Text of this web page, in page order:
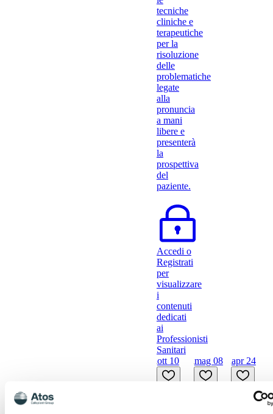
tecniche
cliniche e
terapeutiche
per la
risoluzione
delle
problematiche
legate
alla
pronuncia
a mani
libere e
presenterà
la
prospettiva
del
paziente.
Accedi o
Registrati
per
visualizzare
i
contenuti
dedicati
ai
Professionisti
Sanitari
ott 10 mag 08 apr 24
24/04/